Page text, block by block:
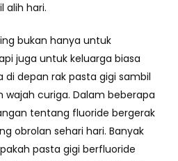
alih hari.
bukan hanya untuk
juga untuk keluarga biasa
di depan rak pasta gigi sambil
curiga. Dalam beberapa
tentang fluoride bergerak
obrolan sehari hari. Banyak
pasta gigi berfluoride